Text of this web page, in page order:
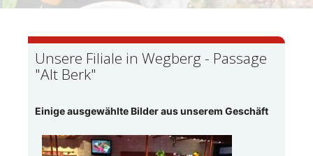
Unsere Filiale in Wegberg - Passage
"Alt Berk"
Einige ausgewählte Bilder aus unserem Geschäft